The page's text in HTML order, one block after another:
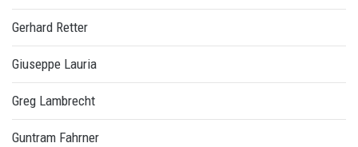
Gerhard Retter
Giuseppe Lauria
Greg Lambrecht
Guntram Fahrner